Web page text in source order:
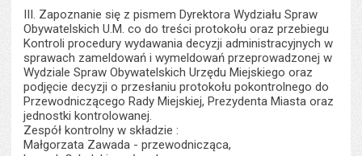
III. Zapoznanie się z pismem Dyrektora Wydziału Spraw
Obywatelskich U.M. co do treści protokołu oraz przebiegu
Kontroli procedury wydawania decyzji administracyjnych w
sprawach zameldowań i wymeldowań przeprowadzonej w
Wydziale Spraw Obywatelskich Urzędu Miejskiego oraz
podjęcie decyzji o przesłaniu protokołu pokontrolnego do
Przewodniczącego Rady Miejskiej, Prezydenta Miasta oraz
jednostki kontrolowanej.
Zespół kontrolny w składzie :
Małgorzata Zawada - przewodnicząca,